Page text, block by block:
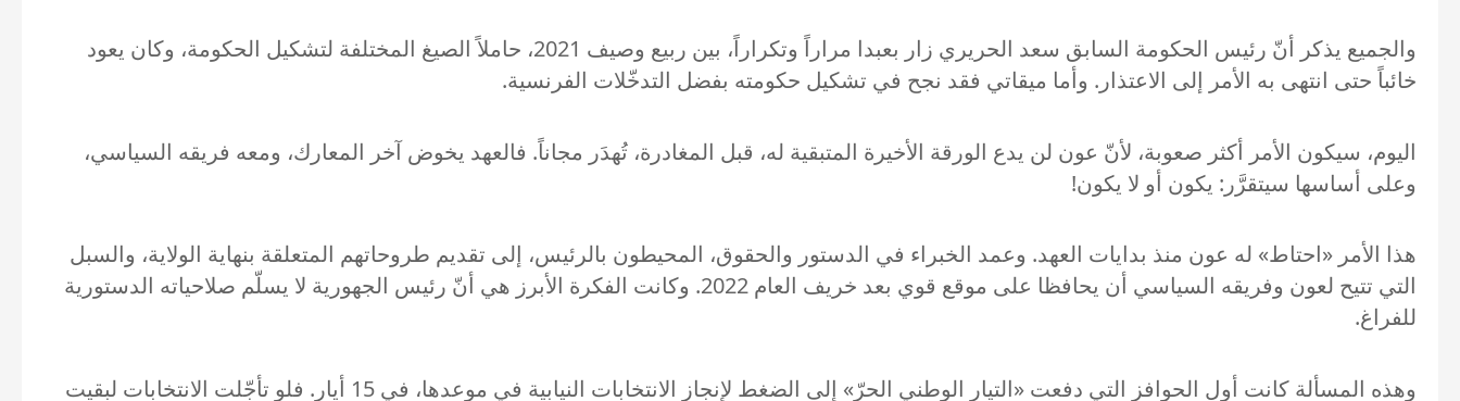
والجميع يذكر أنّ رئيس الحكومة السابق سعد الحريري زار بعبدا مراراً وتكراراً، بين ربيع وصيف 2021، حاملاً الصيغ المختلفة لتشكيل الحكومة، وكان يعود
خائباً حتى انتهى به الأمر إلى الاعتذار. وأما ميقاتي فقد نجح في تشكيل حكومته بفضل التدخّلات الفرنسية.
اليوم، سيكون الأمر أكثر صعوبة، لأنّ عون لن يدع الورقة الأخيرة المتبقية له، قبل المغادرة، تُهدَر مجاناً. فالعهد يخوض آخر المعارك، ومعه فريقه السياسي،
وعلى أساسها سيتقرَّر: يكون أو لا يكون!
هذا الأمر «احتاط» له عون منذ بدايات العهد. وعمد الخبراء في الدستور والحقوق، المحيطون بالرئيس، إلى تقديم طروحاتهم المتعلقة بنهاية الولاية، والسبل
التي تتيح لعون وفريقه السياسي أن يحافظا على موقع قوي بعد خريف العام 2022. وكانت الفكرة الأبرز هي أنّ رئيس الجهورية لا يسلّم صلاحياته الدستورية
للفراغ.
وهذه المسألة كانت أول الحوافز التي دفعت «التيار الوطني الحرّ» إلى الضغط لإنجاز الانتخابات النيابية في موعدها، في 15 أيار. فلو تأجّلت الانتخابات لبقيت